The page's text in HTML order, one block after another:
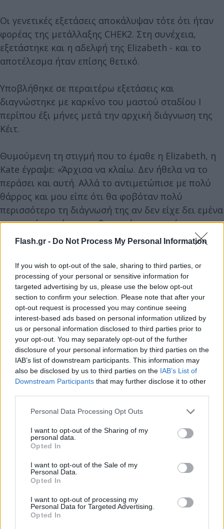
Flash.gr - Do Not Process My Personal Information
If you wish to opt-out of the sale, sharing to third parties, or
processing of your personal or sensitive information for
targeted advertising by us, please use the below opt-out
section to confirm your selection. Please note that after your
opt-out request is processed you may continue seeing
interest-based ads based on personal information utilized by
us or personal information disclosed to third parties prior to
your opt-out. You may separately opt-out of the further
disclosure of your personal information by third parties on the
IAB’s list of downstream participants. This information may
also be disclosed by us to third parties on the IAB’s List of
Downstream Participants that may further disclose it to other
Please note that this website/app uses one or more Google
not limited to your visit or usage behaviour. You may click to
grant or deny consent to Google and its third-party tags to
use your data for below specified purposes in below Google
consent section.
Personal Data Processing Opt Outs
I want to opt-out of the Sharing of my
personal data.
Opted In
I want to opt-out of the Sale of my
Personal Data.
Opted In
I want to opt-out of processing my
Personal Data for Targeted Advertising.
Opted In
Οι γενετικές εξετάσεις αποκάλυψαν τότε ότι ήταν
φορέας της μετάλλαξης CHEK2. Στη συνέχεια,
εξετάστηκε και η αδελφή της Elizabeth - και το
αποτέλεσμα ήταν επίσης θετικό.
Υποβλήθηκε σε περαιτέρω εξετάσεις και
διαγνώστηκε με καρκίνο του μαστού σταδίου Ι
περίπου έξι μήνες μετά την αρχική διάγνωση της
Κέιτ.
Θυμούμενη τη στιγμή που το έμαθε η Elizabeth, η
Kate έγραψε: «Άρχισα να κλαίω. Δεν ήθελα να το
περάσει και αυτή. Αλλά το αντιμετώπισε με πολύ
θάρρος και μου είπε ότι θα φοβόταν πολύ
περισσότερο τη διάγνωσή της αν δεν είχε δει εμένα
να περνάω από χημειοθεραπεία με καρκίνο σε
προχωρημένο στάδιο».
Κάθε μία υποβλήθηκε σε διπλή μαστεκτομή με
διαφορά πέντε ημερών. Η Kate είπε ότι αυτό είχε
ως αποτέλεσμα οι αδελφές να αναρρώσουν «κάτω
από την ίδια στέγη», βοηθώντας η μία την άλλη
μετεγχειρητικά.
Η περίπτωση των αδελφών Singletarys ώθησε τους
γιατρούς να απευθύνουν προειδοποιήσεις στις νέες
γυναίκες για τους αυξανόμενους κινδύνους και τη
σημασία της έγκαιρης γενετικής εξέτασης. Η
χειρουργός μαστού του Atrium Health Wake Forest
Baptist, Δρ Marissa Howard-McNatt, είπε ότι η
περίπτωση των αδελφών υπογραμμίζει την άμεση
ανάγκη για πρωτόκολλα έγκαιρης εξέτασης σε
γυναίκες με οικογενειακό ιστορικό ή γνωστές
γονιδιακές μεταλλάξεις.